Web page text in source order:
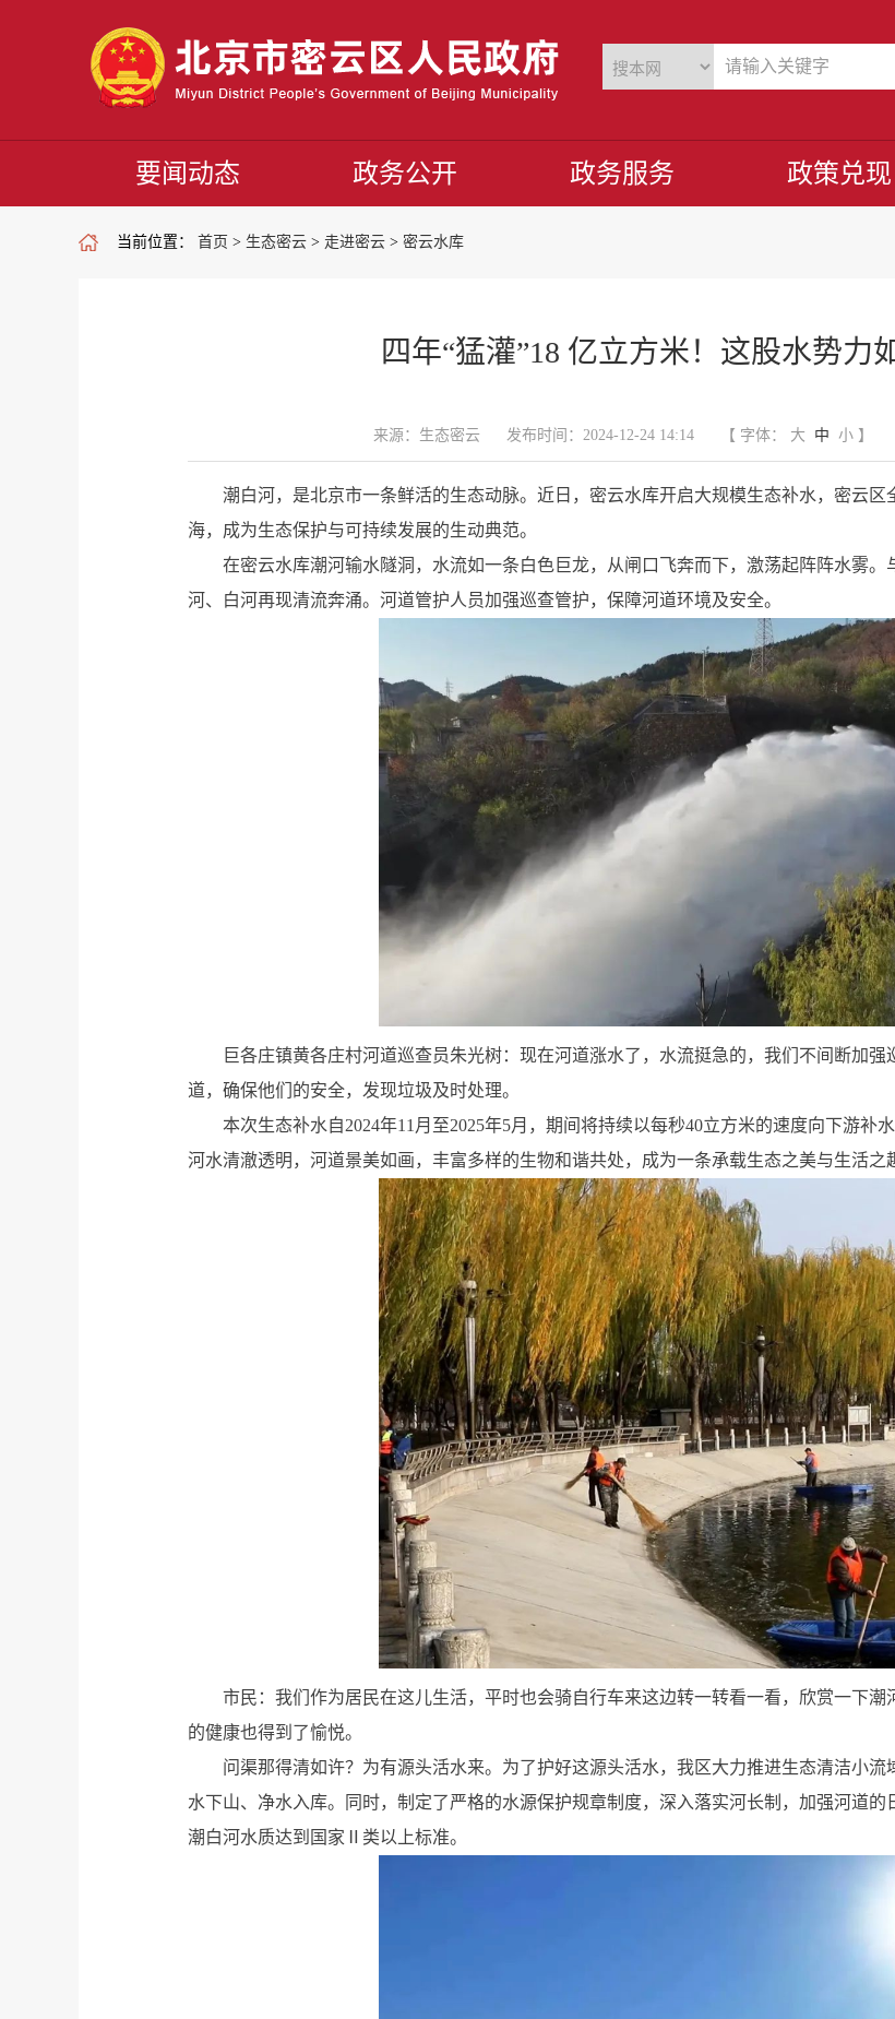
要闻动态 政务公开 政务服务 政策兑现
当前位置： 首页 > 生态密云 > 走进密云 > 密云水库
四年“猛灌”18 亿立方米！这股水势力
来源：生态密云 发布时间：2024-12-24 14:14 【 字体： 大 中 小】
潮白河，是北京市一条鲜活的生态动脉。近日，密云水库开启大规模生态补水，密云
海，成为生态保护与可持续发展的生动典范。
在密云水库潮河输水隧洞，水流如一条白色巨龙，从闸口飞奔而下，激荡起阵阵水雾
河、白河再现清流奔涌。河道管护人员加强巡查管护，保障河道环境及安全。
巨各庄镇黄各庄村河道巡查员朱光树：现在河道涨水了，水流挺急的，我们不间断加
道，确保他们的安全，发现垃圾及时处理。
本次生态补水自2024年11月至2025年5月，期间将持续以每秒40立方米的速度向下游补
河水清澈透明，河道景美如画，丰富多样的生物和谐共处，成为一条承载生态之美与生活之
市民：我们作为居民在这儿生活，平时也会骑自行车来这边转一转看一看，欣赏一下
的健康也得到了愉悦。
问渠那得清如许？为有源头活水来。为了护好这源头活水，我区大力推进生态清洁小
水下山、净水入库。同时，制定了严格的水源保护规章制度，深入落实河长制，加强河道
潮白河水质达到国家Ⅱ类以上标准。